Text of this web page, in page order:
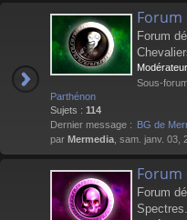
Forum
Forum
Sous-
Parthénon
Sujets : 114
Dernier message : BG de
par Mermedia , sam. janv. 03,
Forum
Forum
Spectres.